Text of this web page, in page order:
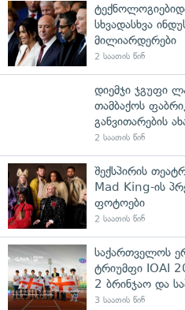
სხვადასხვა
მილიარდერები
2 საათის წინ
დიემჯი ჯგუფი
თამბაქოს
განვითარების
2 საათის წინ
შექსპირის
Mad King-ის
ფოტოები
2 საათის წინ
საქართველოს
ტრიუმფი IOAI
2 ბრინჯაო და
3 საათის წინ